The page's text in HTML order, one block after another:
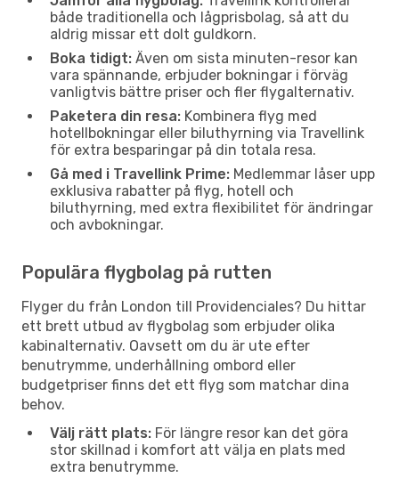
både traditionella och lågprisbolag, så att du
aldrig missar ett dolt guldkorn.
Boka tidigt: Även om sista minuten-resor kan
vara spännande, erbjuder bokningar i förväg
vanligtvis bättre priser och fler flygalternativ.
Paketera din resa: Kombinera flyg med
hotellbokningar eller biluthyrning via Travellink
för extra besparingar på din totala resa.
Gå med i Travellink Prime: Medlemmar låser upp
exklusiva rabatter på flyg, hotell och
biluthyrning, med extra flexibilitet för ändringar
och avbokningar.
Populära flygbolag på rutten
Flyger du från London till Providenciales? Du hittar
ett brett utbud av flygbolag som erbjuder olika
kabinalternativ. Oavsett om du är ute efter
benutrymme, underhållning ombord eller
budgetpriser finns det ett flyg som matchar dina
behov.
Välj rätt plats: För längre resor kan det göra
stor skillnad i komfort att välja en plats med
extra benutrymme.